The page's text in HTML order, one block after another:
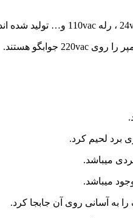
برد لحیم کرد.
میباشد.
میباشد.
به آسانی روی آن جابجا کرد.